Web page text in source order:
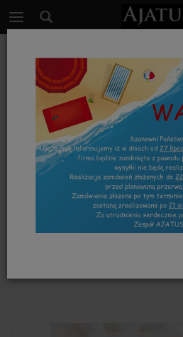
TRANSPARENTNE